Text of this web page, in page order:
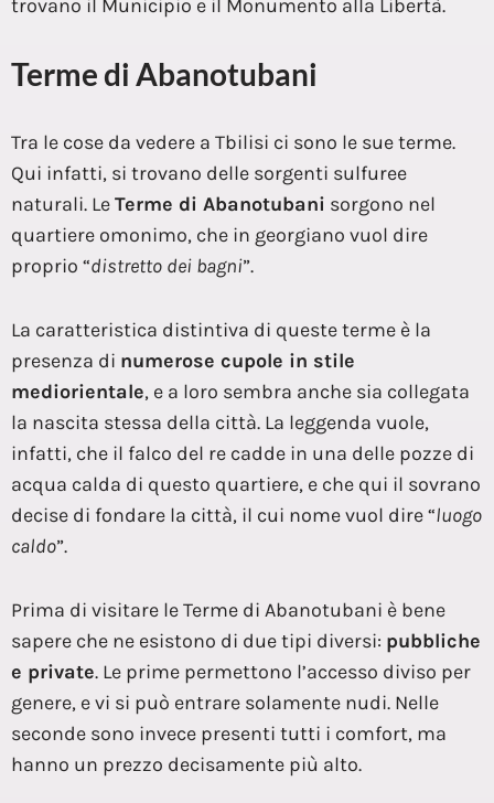
trovano il Municipio e il Monumento alla Libertà.
Terme di Abanotubani
Tra le cose da vedere a Tbilisi ci sono le sue terme.
Qui infatti, si trovano delle sorgenti sulfuree
naturali. LeTerme di Abanotubani sorgono nel
quartiere omonimo, che in georgiano vuol dire
proprio “distretto dei bagni”.
La caratteristica distintiva di queste terme è la
presenza di numerose cupole in stile
mediorientale, e a loro sembra anche sia collegata
la nascita stessa della città. La leggenda vuole,
infatti, che il falco del re cadde in una delle pozze di
acqua calda di questo quartiere, e che qui il sovrano
decise di fondare la città, il cui nome vuol dire “luogo
caldo”.
Prima di visitare le Terme di Abanotubani è bene
sapere che ne esistono di due tipi diversi: pubbliche
e private. Le prime permettono l’accesso diviso per
genere, e vi si può entrare solamente nudi. Nelle
seconde sono invece presenti tutti i comfort, ma
hanno un prezzo decisamente più alto.